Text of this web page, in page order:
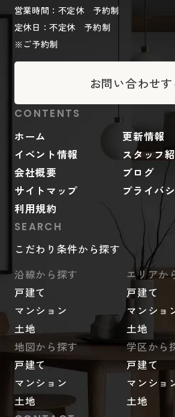
営業時間：不定休 予約制
定休日：不定休 予約制
※ご予約制
お問い合わせす
CONTENTS
ホーム
更新情報
イベント情報
スタッフ
会社概要
ブログ
サイトマップ
プライバ
利用規約
SEARCH
こだわり条件から探す
沿線から探す
戸建て
マンション
土地
エリアか
戸建て
マンショ
土地
地図から探す
戸建て
マンション
土地
学区から
戸建て
マンショ
土地